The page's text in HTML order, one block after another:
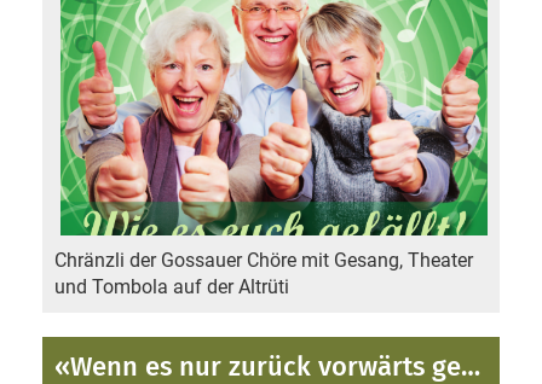
Chränzli der Gossauer Chöre mit Gesang, Theater
und Tombola auf der Altrüti
«Wenn es nur zurück vorwärts geht»